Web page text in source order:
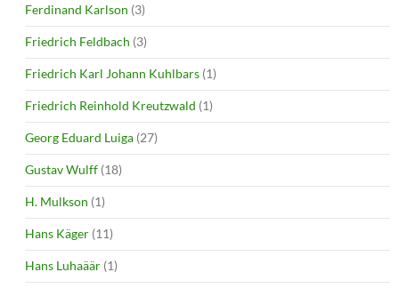
Ferdinand Karlson (3)
Friedrich Feldbach (3)
Friedrich Karl Johann Kuhlbars (1)
Friedrich Reinhold Kreutzwald (1)
Georg Eduard Luiga (27)
Gustav Wulff (18)
H. Mulkson (1)
Hans Käger (11)
Hans Luhaäär (1)